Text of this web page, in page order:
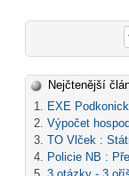
Nejčtenější
EXE
Výpočet
TO Vlček :
Policie NB :